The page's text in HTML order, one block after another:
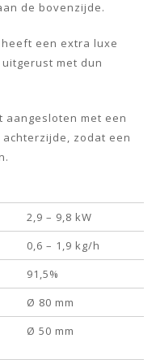
de bovenzijde.
een extra luxe
met dun
aangesloten met een
zodat een
2,9 – 9,8 kW
0,6 – 1,9 kg/h
91,5%
Ø 80 mm
Ø 50 mm